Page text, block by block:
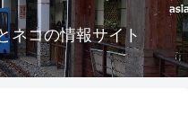
ネコの情報サイト